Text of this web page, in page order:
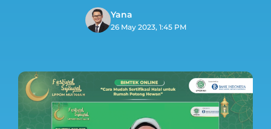
Yana
26 May 2023, 1:45 PM